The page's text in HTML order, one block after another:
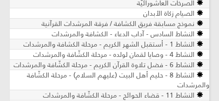
الصرخات العاشورائيّة
الصيام زكاة الأبدان
نموذج مسابقة فريق الكشافة / فرقة المرشدات القرآنية
النشاط السادس - آداب الدعاء - الكشافة والمرشدات
النشاط 1 - أستقبل الشهر الكريم - مرحلة الكشافة والمرشدات
النشاط 4 - وصايا لقمان لولده - مرحلة الكشّافة والمرشدات
النشاط 6 - فضل تلاوة القرآن الكريم - مرحلة الكشّافة والمرشدات
النشاط 8 - حليم أهل البيت (عليهم السلام) - مرحلة الكشّافة
والمرشدات
النشاط 11 - قضاء الحوائج - مرحلة الكشّافة والمرشدات